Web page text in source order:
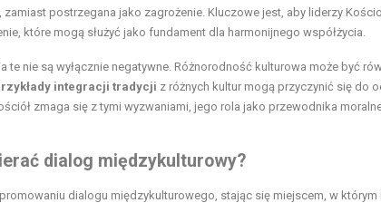
postrzegana jako zagrożenie. Kluczowe jest, aby liderzy
które mogą służyć jako fundament dla harmonijnego współżycia.
te nie są wyłącznie negatywne. Różnorodność kulturowa może być
integracji tradycji z różnych kultur mogą przyczynić się do
zmaga się z tymi wyzwaniami, jego rola jako przewodnika
dialog międzykulturowy?
dialogu międzykulturowego, stając się miejscem, w